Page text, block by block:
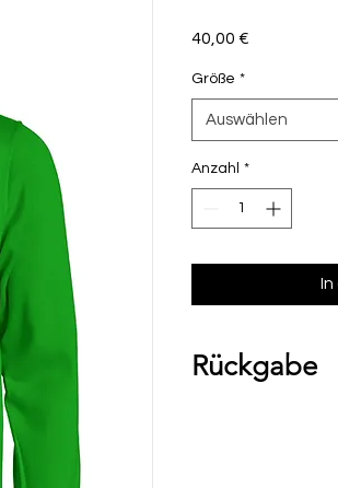
40,00 €
Größe *
Auswählen
Anzahl *
Rückgabe